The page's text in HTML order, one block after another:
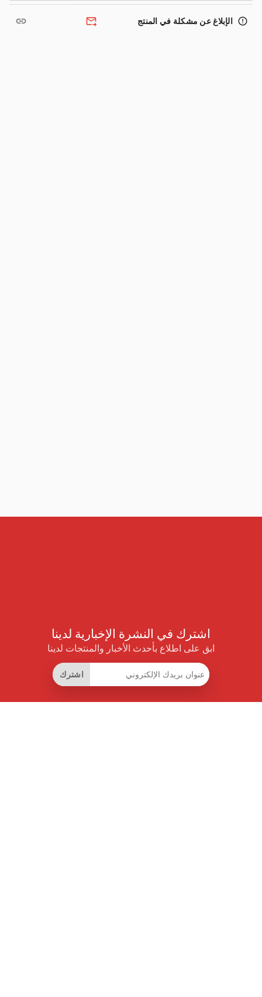
error_outline الإبلاغ عن مشكلة في المنتج forward_to_inbox
link
اشترك في النشرة الإخبارية لدينا
ابق على اطلاع بأحدث الأخبار والمنتجات لدينا
اشترك